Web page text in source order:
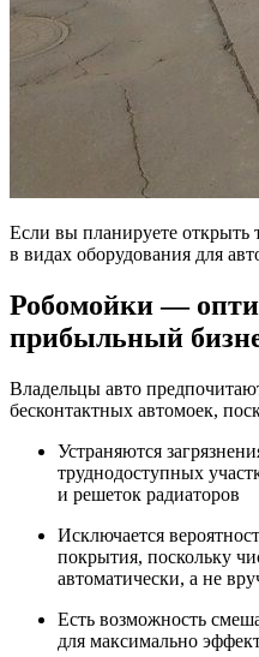
Если вы планируете открыть
в видах оборудования для
Робомойки —
прибыльный
Владельцы авто
бесконтактных автомоек,
Устраняются
труднодоступных
и решеток радиаторов
Исключается
покрытия, поскольку
автоматически, а не
Есть возможность
для максимально